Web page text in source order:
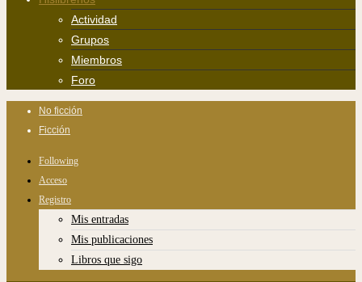
Actividad
Grupos
Miembros
Foro
No ficción
Ficción
Following
Acceso
Registro
Mis entradas
Mis publicaciones
Libros que sigo